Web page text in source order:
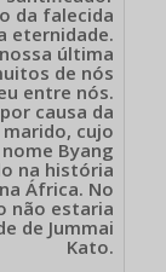
da falecida
eternidade.
última
de nós
entre nós.
causa da
cujo
Byang
na história
África. No
não estaria
de Jummai
Kato.